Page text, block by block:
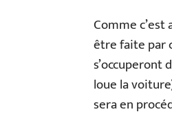
Comme
être faite par
s’occuperont
loue la
sera en